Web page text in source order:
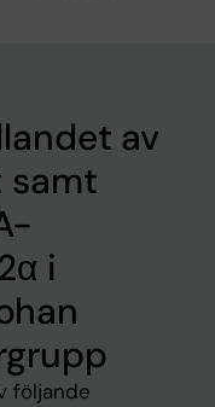
av
samt
i
följande